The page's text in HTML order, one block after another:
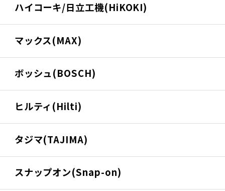
ハイコーキ/日立工機(HiKOKI)
マックス(MAX)
ボッシュ(BOSCH)
ヒルティ(Hilti)
タジマ(TAJIMA)
スナップオン(Snap-on)